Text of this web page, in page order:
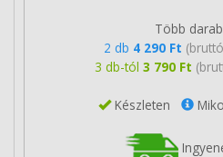
Több
2 db 4 290 Ft
3 db-tól 3 790 Ft
Készleten